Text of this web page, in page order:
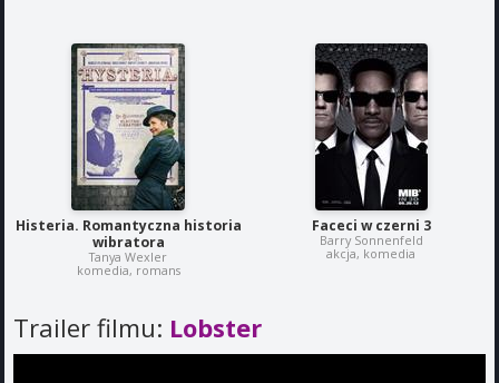
Histeria. Romantyczna historia
wibratora
Tanya Wexler
komedia, romans
Faceci w czerni 3
Barry Sonnenfeld
akcja, komedia
Trailer filmu: Lobster